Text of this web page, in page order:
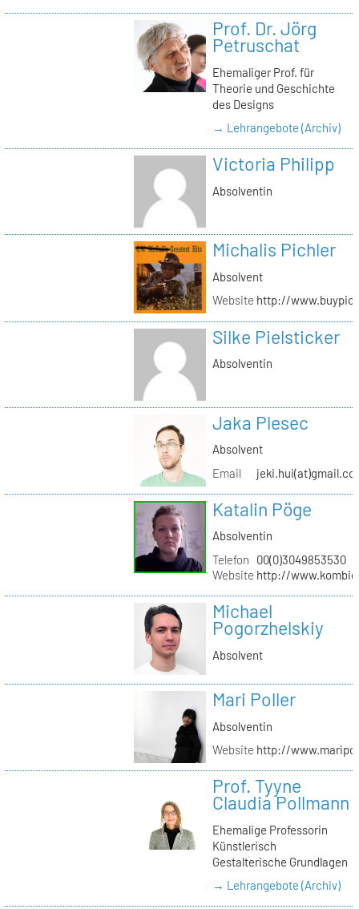
Prof. Dr. Jörg
Petruschat
Ehemaliger Prof. für
Theorie und Geschichte
des Designs
→ Lehrangebote (Archiv)
Victoria Philipp
Absolventin
Michalis Pichler
Absolvent
Website http://
Silke Pielsticker
Absolventin
Jaka Plesec
Absolvent
Email
Katalin Pöge
Absolventin
Telefon
00(0)3049853530
Website http://
Michael
Pogorzhelskiy
Absolvent
Mari Poller
Absolventin
Website http://
Prof. Tyyne
Claudia Pollmann
Ehemalige Professorin
Künstlerisch
Gestalterische Grundlagen
→ Lehrangebote (Archiv)